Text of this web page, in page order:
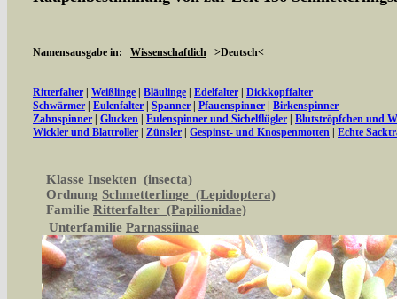
Namensausgabe in: Wissenschaftlich >Deutsch<
Ritterfalter Weißlinge Bläulinge Edelfalter
Dickkopffalter
Schwärmer
Eulenfalter Spanner Pfauenspinner
Birkenspinner
Zahnspinner
Glucken Eulenspinner und Sichelflügler
Blutströpfchen und
Wickler und Blattroller
Zünsler Gespinst- und Knospenmotten Echte
Klasse Insekten (insecta)
Ordnung Schmetterlinge (Lepidoptera)
Familie Ritterfalter (Papilionidae)
Unterfamilie Parnassiinae